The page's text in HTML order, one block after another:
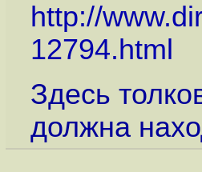
http://
12794.html
Здесь
должна